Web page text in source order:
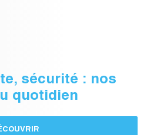
sécurité : nos
quotidien